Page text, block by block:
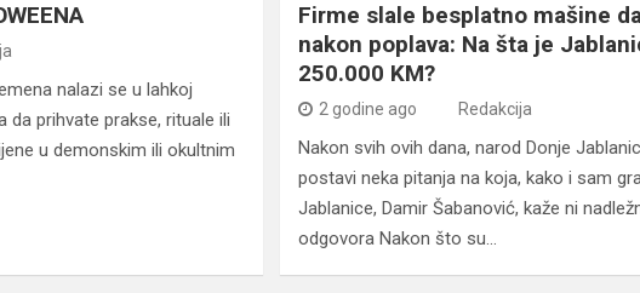
nalazi se u lahkoj
prihvate prakse, rituale ili
u demonskim ili okultnim
Firme slale besplatno mašine
nakon poplava: Na šta je
250.000 KM?
2 godine ago Redakcija
Nakon svih ovih dana, narod Donje
postavi neka pitanja na koja, kako i sam
Jablanice, Damir Šabanović, kaže ni
odgovora Nakon što su…